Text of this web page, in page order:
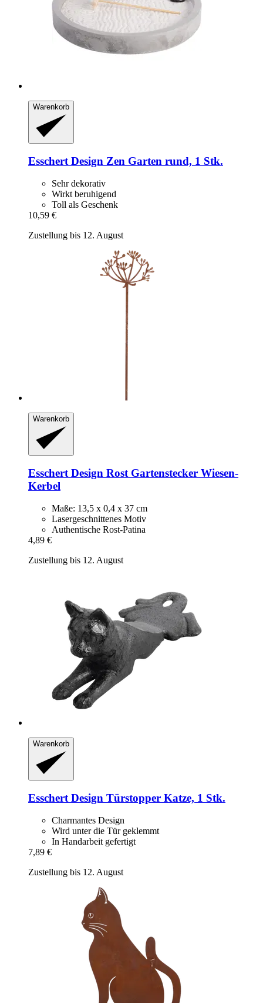
Warenkorb
Esschert Design Zen Garten rund, 1 Stk.
Sehr dekorativ
Wirkt beruhigend
Toll als Geschenk
10,59 €
Zustellung bis 12. August
Warenkorb
Esschert Design Rost Gartenstecker Wiesen-​
Kerbel
Maße: 13,5 x 0,4 x 37 cm
Lasergeschnittenes Motiv
Authentische Rost-Patina
4,89 €
Zustellung bis 12. August
Warenkorb
Esschert Design Türstopper Katze, 1 Stk.
Charmantes Design
Wird unter die Tür geklemmt
In Handarbeit gefertigt
7,89 €
Zustellung bis 12. August